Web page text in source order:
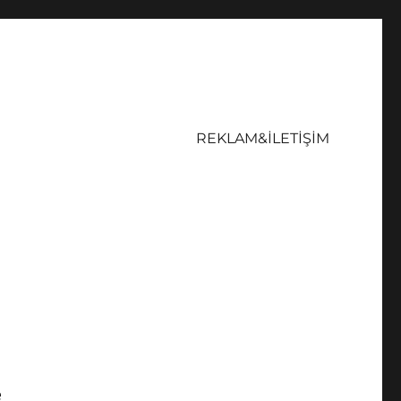
REKLAM&İLETİŞİM